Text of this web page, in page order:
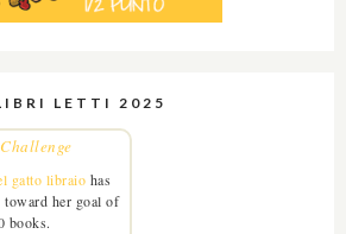
LETTI 2025
gatto libraio has
toward her goal of
books.